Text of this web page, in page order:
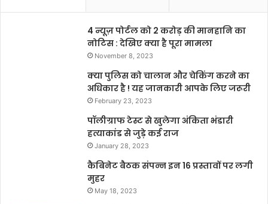
4 न्यूज़ पोर्टल को 2 करोड़ की मानहानि का
नोटिस : देखिए क्या है पूरा मामला
November 8, 2023
क्या पुलिस को चालान और चेकिंग करने का
अधिकार है ! यह जानकारी आपके लिए जरूरी
February 23, 2023
पॉलीग्राफ टेस्ट से खुलेगा अंकिता भंडारी
हत्याकांड से जुड़े कई राज
January 28, 2023
कैबिनेट बैठक संपन्न इन 16 प्रस्तावों पर लगी
मुहर
May 18, 2023